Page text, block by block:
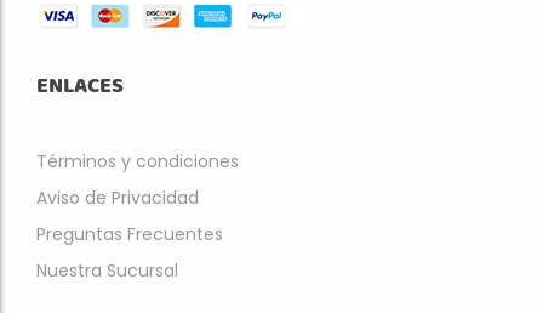
ENLACES
Términos y condiciones
Aviso de Privacidad
Preguntas Frecuentes
Nuestra Sucursal